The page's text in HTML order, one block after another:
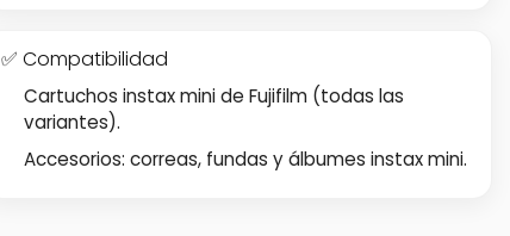
✅ Compatibilidad
Cartuchos instax mini de Fujifilm (todas las
variantes).
Accesorios: correas, fundas y álbumes instax mini.